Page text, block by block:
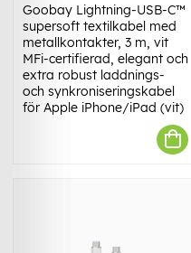
Goobay Lightning-USB-C™
supersoft textilkabel med
metallkontakter, 3 m, vit
MFi-certifierad, elegant och
extra robust laddnings-
och synkroniseringskabel
för Apple iPhone/iPad (vit)